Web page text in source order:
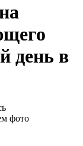
день в
фото